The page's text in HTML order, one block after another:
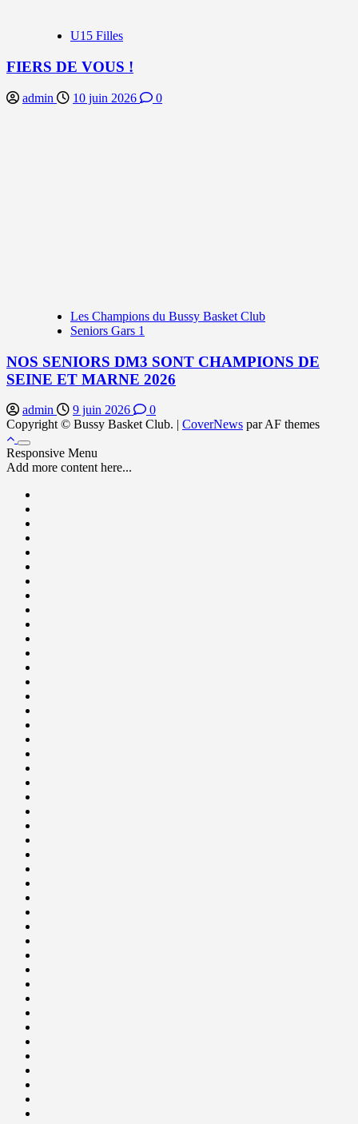
U15 Filles
FIERS DE VOUS !
admin 10 juin 2026 0
Les Champions du Bussy Basket Club
Seniors Gars 1
NOS SENIORS DM3 SONT CHAMPIONS DE
SEINE ET MARNE 2026
admin 9 juin 2026
0
Copyright © Bussy Basket Club. | CoverNews par AF themes
Responsive Menu
Add more content here...